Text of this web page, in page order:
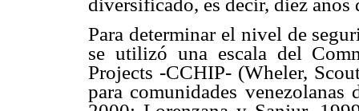
Para determinar el nivel de
se utilizó una escala del
Projects -CCHIP- (Wheler,
para comunidades